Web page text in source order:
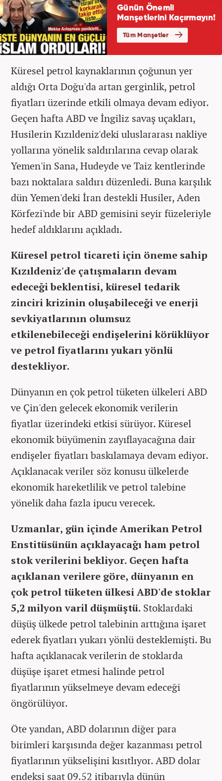
Küresel petrol kaynaklarının çoğunun yer
aldığı Orta Doğu'da artan gerginlik, petrol
fiyatları üzerinde etkili olmaya devam ediyor.
Geçen hafta ABD ve İngiliz savaş uçakları,
Husilerin Kızıldeniz'deki uluslararası nakliye
yollarına yönelik saldırılarına cevap olarak
Yemen'in Sana, Hudeyde ve Taiz kentlerinde
bazı noktalara saldırı düzenledi. Buna karşılık
dün Yemen'deki İran destekli Husiler, Aden
Körfezi'nde bir ABD gemisini seyir füzeleriyle
hedef aldıklarını açıkladı.
Küresel petrol ticareti için öneme sahip
Kızıldeniz'de çatışmaların devam
edeceği beklentisi, küresel tedarik
zinciri krizinin oluşabileceği ve enerji
sevkiyatlarının olumsuz
etkilenebileceği endişelerini körüklüyor
ve petrol fiyatlarını yukarı yönlü
destekliyor.
Dünyanın en çok petrol tüketen ülkeleri ABD
ve Çin'den gelecek ekonomik verilerin
fiyatlar üzerindeki etkisi sürüyor. Küresel
ekonomik büyümenin zayıflayacağına dair
endişeler fiyatları baskılamaya devam ediyor.
Açıklanacak veriler söz konusu ülkelerde
ekonomik hareketlilik ve petrol talebine
yönelik daha fazla ipucu verecek.
Uzmanlar, gün içinde Amerikan Petrol
Enstitüsünün açıklayacağı ham petrol
stok verilerini bekliyor. Geçen hafta
açıklanan verilere göre, dünyanın en
çok petrol tüketen ülkesi ABD'de stoklar
5,2 milyon varil düşmüştü. Stoklardaki
düşüş ülkede petrol talebinin arttığına işaret
ederek fiyatları yukarı yönlü desteklemişti. Bu
hafta açıklanacak verilerin de stoklarda
düşüşe işaret etmesi halinde petrol
fiyatlarının yükselmeye devam edeceği
öngörülüyor.
Öte yandan, ABD dolarının diğer para
birimleri karşısında değer kazanması petrol
fiyatlarının yükselişini kısıtlıyor. ABD dolar
endeksi saat 09.52 itibarıyla dünün